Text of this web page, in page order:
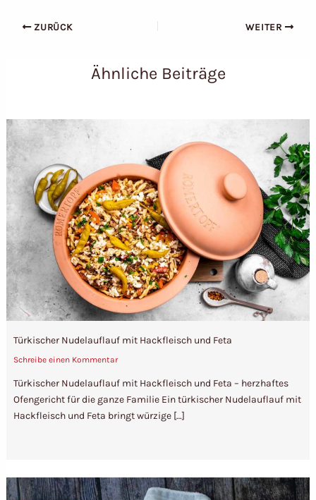
ZURÜCK WEITER
Ähnliche Beiträge
Türkischer Nudelauflauf mit Hackfleisch und Feta
Schreibe einen Kommentar
Türkischer Nudelauflauf mit Hackfleisch und Feta – herzhaftes
Ofengericht für die ganze Familie Ein türkischer Nudelauflauf mit
Hackfleisch und Feta bringt würzige […]